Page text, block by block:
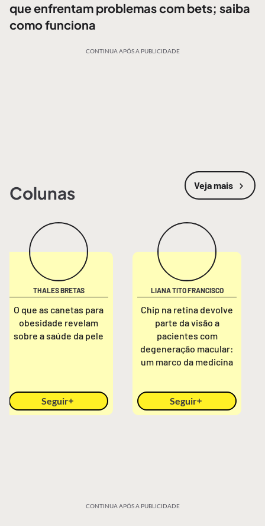
que enfrentam problemas com bets; saiba
como funciona
CONTINUA APÓS A PUBLICIDADE
Colunas Veja mais
THALES BRETAS
O que as canetas para
obesidade revelam
sobre a saúde da pele
Seguir
LIANA TITO FRANCISCO
Chip na retina devolve
parte da visão a
pacientes com
degeneração macular:
um marco da medicina
Seguir
CONTINUA APÓS A PUBLICIDADE